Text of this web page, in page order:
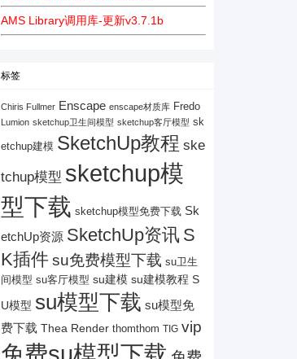
AMS Library调用库-更新v3.7.1b
标签
Chiris Fullmer Enscape enscape材质库 Fredo
Lumion sketchup卫生间模型 sketchup客厅模型 sk
etchup建模 SketchUp教程 ske
tchup模型 sketchup模
型下载 sketchup模型免费下载 Sk
etchUp资源 SketchUp资讯 S
K插件su免费模型下载 su卫生
间模型 su客厅模型 su建模 su建模教程 S
U模型 su模型下载 su模型免
费下载 Thea Render thomthom TIG vip